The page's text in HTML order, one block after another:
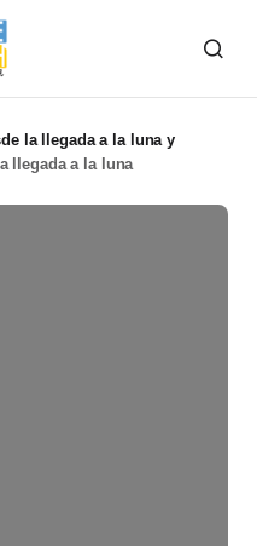
la llegada a la luna y
llegada a la luna